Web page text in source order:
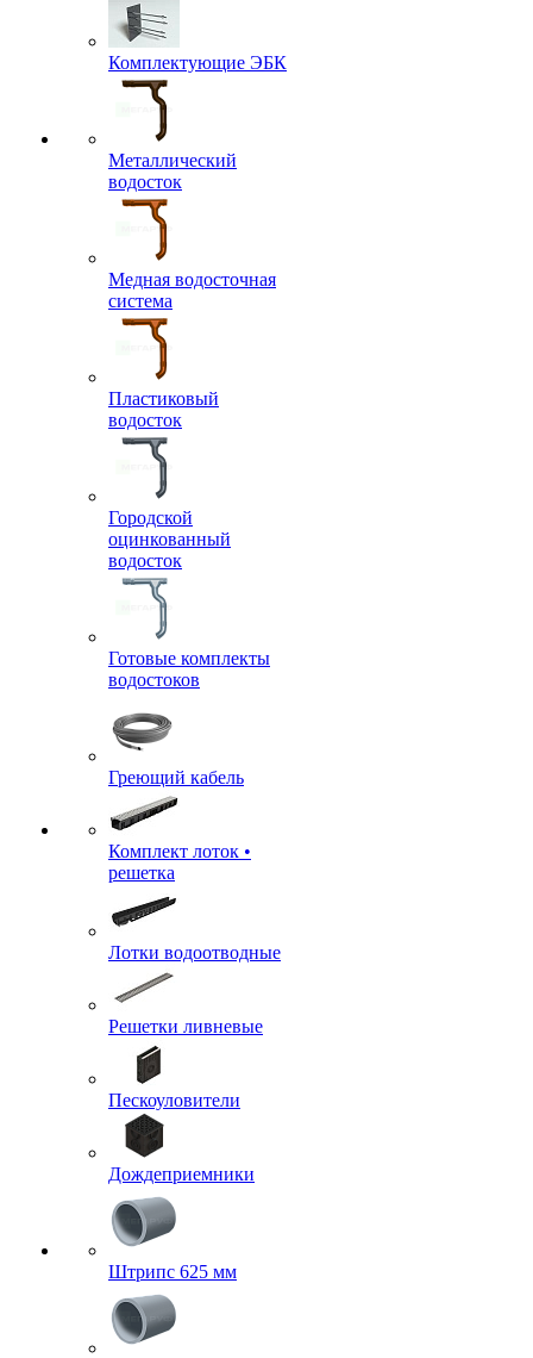
Комплектующие ЭБК
Металлический
водосток
Медная водосточная
система
Пластиковый
водосток
Городской
оцинкованный
водосток
Готовые комплекты
водостоков
Греющий кабель
Комплект лоток •
решетка
Лотки водоотводные
Решетки ливневые
Пескоуловители
Дождеприемники
Штрипс 625 мм